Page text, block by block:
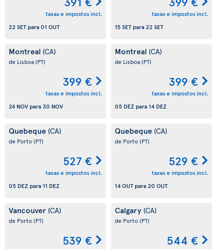
taxas e impostos incl.
22 SETpara01 OUT
taxas e impostos incl.
15 SETpara22 SET
Montreal (CA)
de Lisboa(PT)
399 €
taxas e impostos incl.
24 NOV para 30 NOV
Montreal (CA)
de Lisboa(PT)
399 €
taxas e impostos incl.
05 DEZ para 14 DEZ
Quebeque (CA)
de Porto(PT)
527 €
taxas e impostos incl.
05 DEZ para 11 DEZ
Quebeque (CA)
de Porto(PT)
529 €
taxas e impostos incl.
14 OUTpara20 OUT
Vancouver (CA)
de Porto(PT)
539 €
Calgary (CA)
de Porto(PT)
544 €